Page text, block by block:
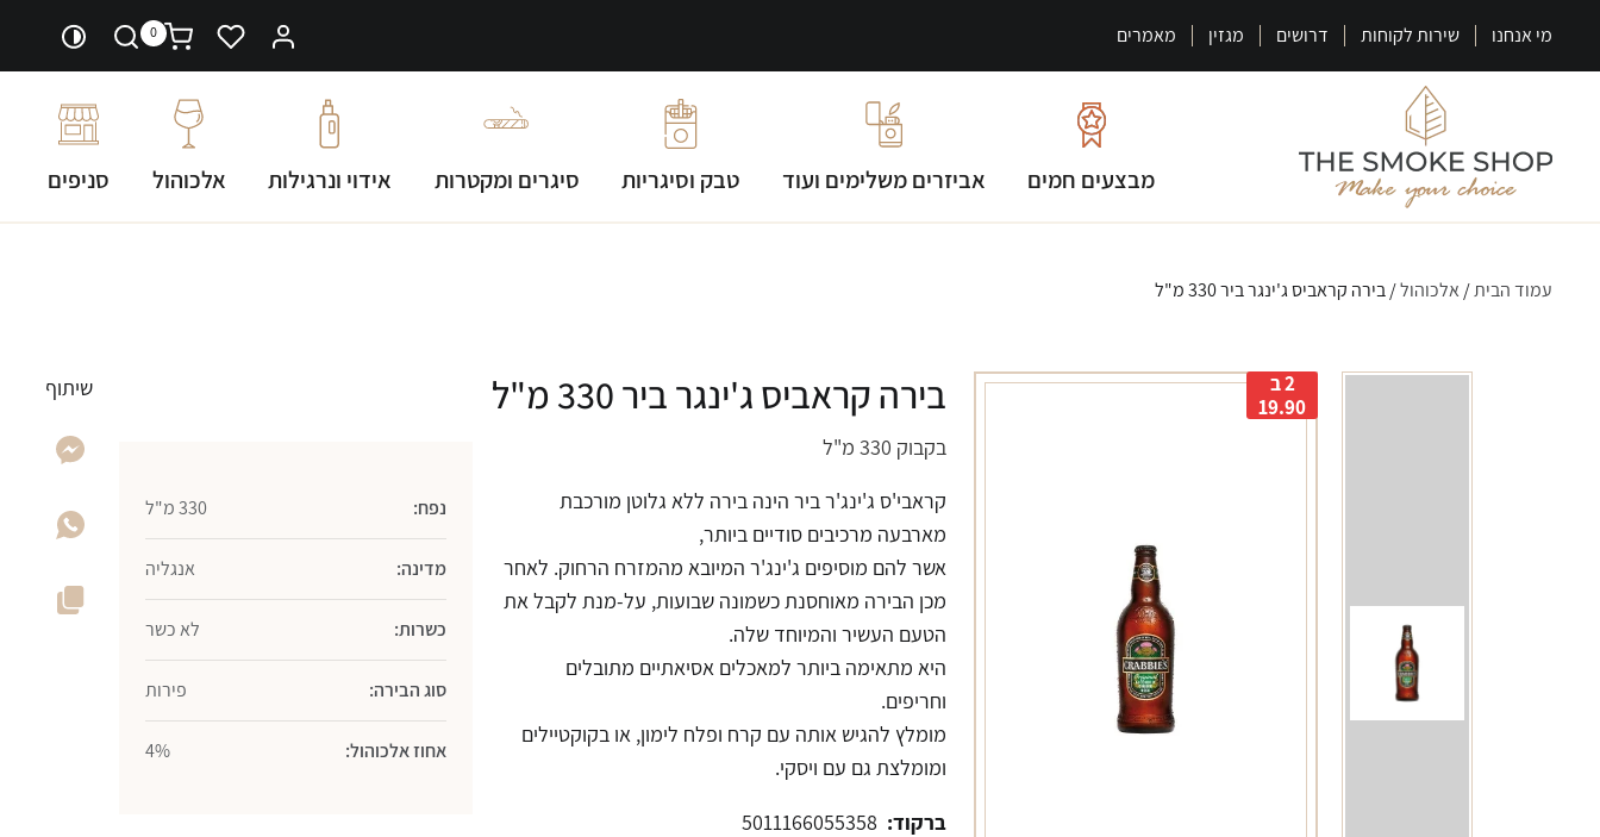
מי אנחנו שירות לקוחות דרושים מגזין מאמרים 0
מבצעים חמים אביזרים משלימים ועוד טבק וסיגריות סיגרים ומקטרות אידוי ונרגילות אלכוהול סניפים
עמוד הבית/ אלכוהול/ בירה קראביס ג'ינגר ביר 330 מ"ל
2 ב
19.90
בירה קראביס ג'ינגר ביר 330 מ"ל
בקבוק 330 מ"ל
קראבי'ס ג'ינג'ר ביר הינה בירה ללא גלוטן מורכבת
מארבעה מרכיבים סודיים ביותר,
אשר להם מוסיפים ג'ינג'ר המיובא מהמזרח הרחוק. לאחר
מכן הבירה מאוחסנת כשמונה שבועות, על-מנת לקבל את
הטעם העשיר והמיוחד שלה.
היא מתאימה ביותר למאכלים אסיאתיים מתובלים
וחריפים.
מומלץ להגיש אותה עם קרח ופלח לימון, או בקוקטיילים
ומומלצת גם עם ויסקי.
ברקוד:
נפח: 330 מ"ל
מדינה: אנגליה
כשרות: לא כשר
סוג הבירה: פירות
אחוז אלכוהול: 4%
שיתוף